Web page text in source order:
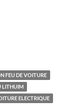
FEU DE VOITURE
LITHUIM
ELECTRIQUE